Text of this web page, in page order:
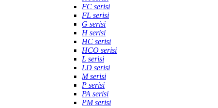
FC serisi
FL serisi
G serisi
H serisi
HC serisi
HCO serisi
L serisi
LD serisi
M serisi
P serisi
PA serisi
PM serisi